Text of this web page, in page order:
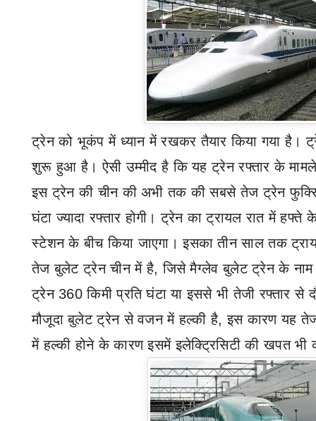
ट्रेन को भूकंप में ध्यान में रखकर तैयार किया गया है।
शुरू हुआ है। ऐसी उम्मीद है कि यह ट्रेन रफ्तार के
इस ट्रेन की चीन की अभी तक की सबसे तेज ट्रेन
घंटा ज्यादा रफ्तार होगी। ट्रेन का ट्रायल रात में
स्टेशन के बीच किया जाएगा। इसका तीन साल तक
तेज बुलेट ट्रेन चीन में है,जिसे मैग्लेव बुलेट ट्रेन के नाम
ट्रेन 360 किमी प्रति घंटा या इससे भी तेजी रफ्तार से
मौजूदा बुलेट ट्रेन से वजन में हल्की है,इस कारण यह
में हल्की होने के कारण इसमें इलेक्ट्रिसिटी की खपत भी